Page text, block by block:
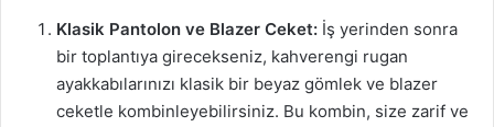
Klasik Pantolon ve Blazer Ceket: İş yerinden sonra
bir toplantıya girecekseniz, kahverengi rugan
ayakkabılarınızı klasik bir beyaz gömlek ve blazer
ceketle kombinleyebilirsiniz. Bu kombin, size zarif ve